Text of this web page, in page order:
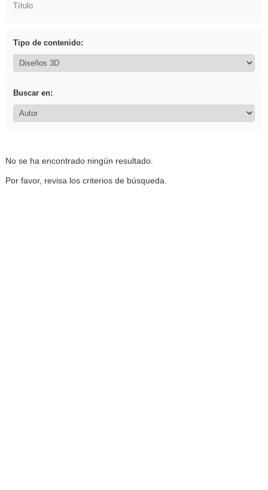
Título
Tipo de contenido:
Buscar en:
No se ha encontrado ningún resultado.
Por favor, revisa los criterios de búsqueda.